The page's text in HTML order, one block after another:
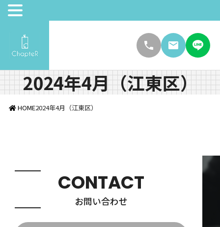
2024年4月（江東区）
HOME2024年4月（江東区）
CONTACT
お問い合わせ